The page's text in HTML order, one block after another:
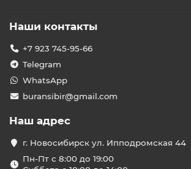
Наши контакты
+7 923 745-95-66
Telegram
WhatsApp
buransibir@gmail.com
Наш адрес
г. Новосибирск ул. Ипподромская 44
Пн-Пт с 8:00 до 19:00